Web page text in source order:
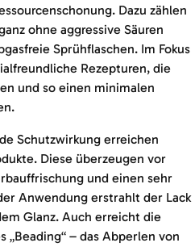
Dazu zählen
ohne aggressive Säuren
Sprühflaschen. Im Fokus
Rezepturen, die
und so einen minimalen
Schutzwirkung erreichen
Diese überzeugen vor
und einen sehr
Anwendung erstrahlt der Lack
Glanz. Auch erreicht die
„Beading“ – das Abperlen von